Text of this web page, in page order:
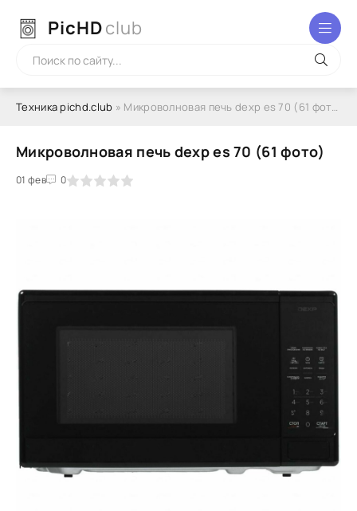
PicHDclub
Техника pichd.club » Микроволновая печь dexp es 70 (61 фото)
Микроволновая печь dexp es 70 (61 фото)
01 фев 0
3 4 5